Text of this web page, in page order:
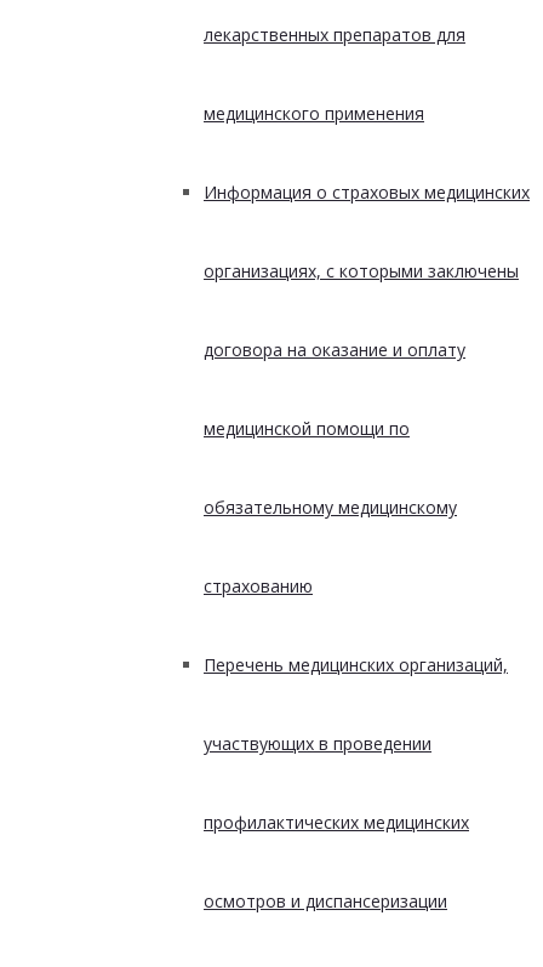
лекарственных препаратов для
медицинского применения
Информация о страховых медицинских
организациях, с которыми заключены
договора на оказание и оплату
медицинской помощи по
обязательному медицинскому
страхованию
Перечень медицинских организаций,
участвующих в проведении
профилактических медицинских
осмотров и диспансеризации